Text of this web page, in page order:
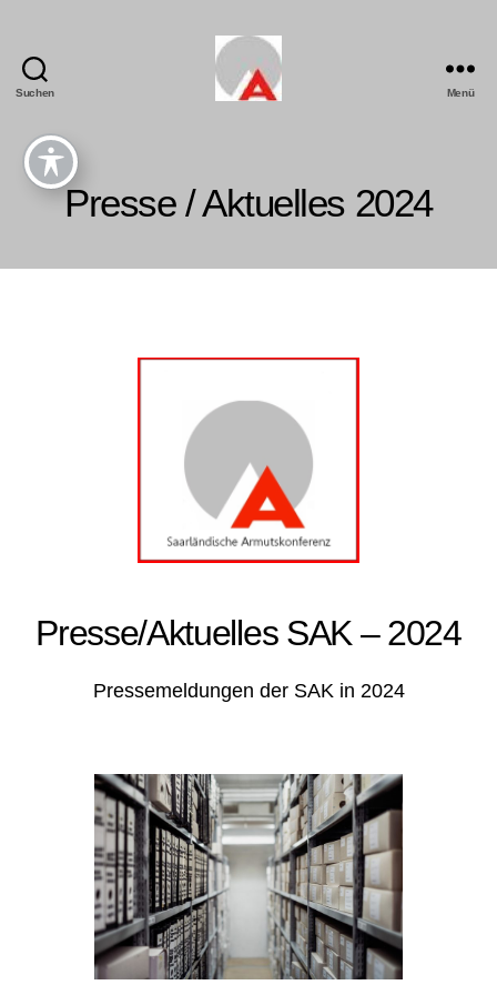
Suchen Menü
Presse / Aktuelles 2024
Presse/Aktuelles SAK – 2024
Pressemeldungen der SAK in 2024